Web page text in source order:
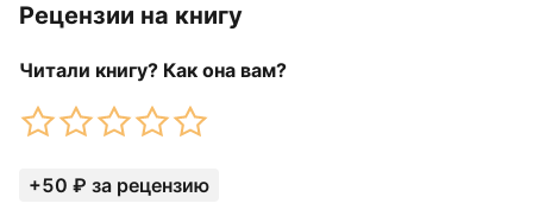
Рецензии на книгу
Читали книгу? Как она вам?
+50 ₽ за рецензию